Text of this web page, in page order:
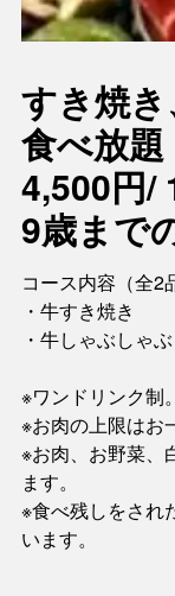
すき焼
食べ放題
4,500円/
9歳まで
コース内容（全2
・牛すき焼き
・牛しゃぶしゃぶ
※ワンドリンク制。
※お肉の上限はお
※お肉、お野菜、
ます。
※食べ残しをされ
います。